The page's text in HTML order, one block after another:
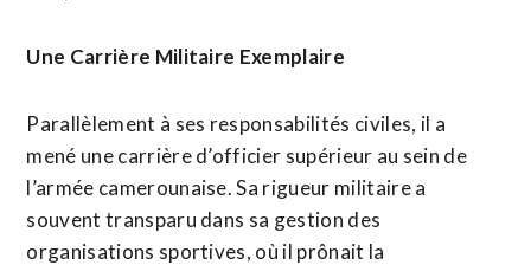
​Une Carrière Militaire Exemplaire
​Parallèlement à ses responsabilités civiles, il a
mené une carrière d’officier supérieur au sein de
l’armée camerounaise. Sa rigueur militaire a
souvent transparu dans sa gestion des
organisations sportives, où il prônait la